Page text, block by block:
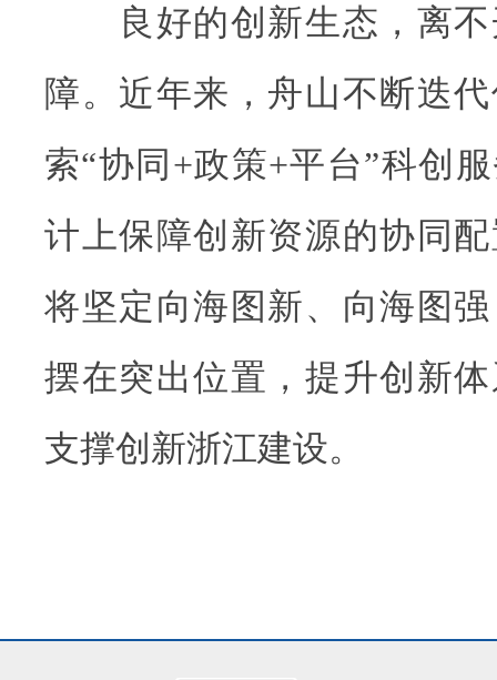
良好的创新生态，离不
障。近年来，舟山不断迭
索“协同+政策+平台”科创
计上保障创新资源的协同
将坚定向海图新、向海图
摆在突出位置，提升创新
支撑创新浙江建设。